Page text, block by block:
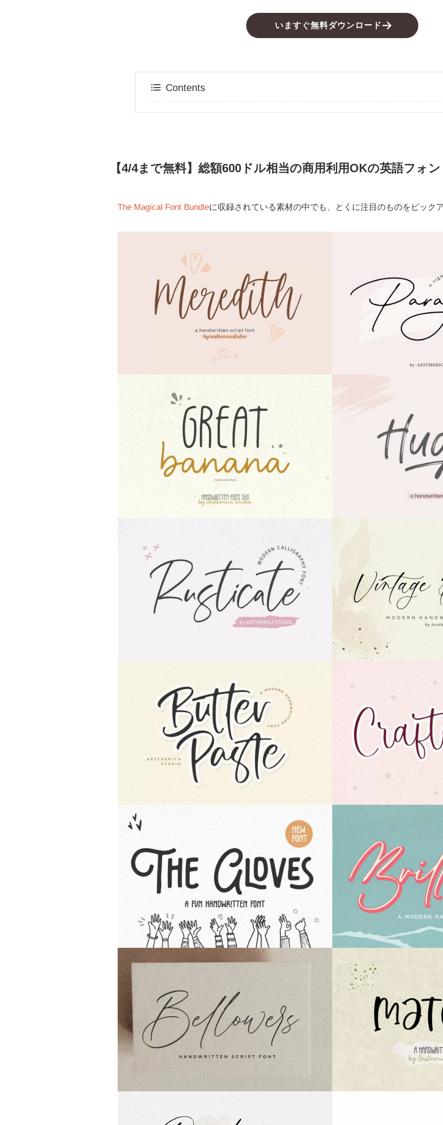
いますぐ無料ダウンロード
Contents
【4/4まで無料】総額600ドル相当の商用利用OKの英語フォ
The Magical Font Bundleに収録されている素材の中でも、とくに注目のものをピック